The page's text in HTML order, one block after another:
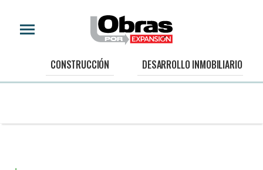
CONSTRUCCIÓN DESARROLLO INMOBILIARIO